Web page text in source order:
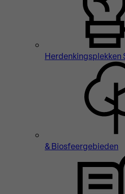
Herdenkingsplekken
& Biosfeergebieden